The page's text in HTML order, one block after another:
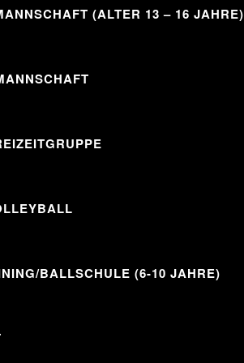
(ALTER 13 – 16 JAHRE)
BALLSCHULE (6-10 JAHRE)